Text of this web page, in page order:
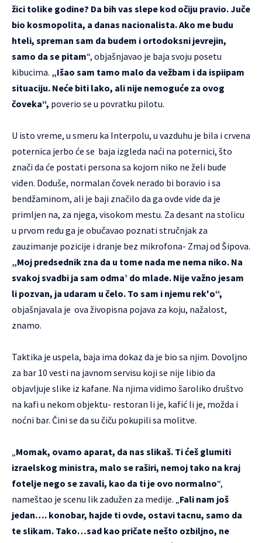
žici tolike godine? Da bih vas slepe kod očiju pravio. Juče
bio kosmopolita, a danas nacionalista. Ako me budu
hteli, spreman sam da budem i ortodoksni jevrejin,
samo da se pitam“, objašnjavao je baja svoju posetu
kibucima. „Išao sam tamo malo da vežbam i da ispiipam
situaciju. Neće biti lako, ali nije nemoguće za ovog
čoveka“, poverio se u povratku pilotu.
U isto vreme, u smeru ka Interpolu, u vazduhu je bila i crvena
poternica jerbo će se baja izgleda naći na poternici, što
znači da će postati persona sa kojom niko ne želi bude
viđen. Doduše, normalan čovek nerado bi boravio i sa
bendžaminom, ali je baji značilo da ga ovde vide da je
primljen na, za njega, visokom mestu. Za desant na stolicu
u prvom redu ga je obučavao poznati stručnjak za
zauzimanje pozicije i dranje bez mikrofona- Zmaj od Šipova.
„Moj predsednik zna da u tome nada me nema niko. Na
svakoj svadbi ja sam odma’ do mlade. Nije važno jesam
li pozvan, ja udaram u čelo. To sam i njemu rek'o“,
objašnjavala je ova živopisna pojava za koju, nažalost,
znamo.
Taktika je uspela, baja ima dokaz da je bio sa njim. Dovoljno
za bar 10 vesti na javnom servisu koji se nije libio da
objavljuje slike iz kafane. Na njima vidimo šaroliko društvo
na kafi u nekom objektu- restoran li je, kafić li je, možda i
noćni bar. Čini se da su čiču pokupili sa molitve.
„Momak, ovamo aparat, da nas slikaš. Ti ćeš glumiti
izraelskog ministra, malo se raširi, nemoj tako na kraj
fotelje nego se zavali, kao da ti je ovo normalno“,
nameštao je scenu lik zadužen za medije. „Fali nam još
jedan…. konobar, hajde ti ovde, ostavi tacnu, samo da
te slikam. Tako…sad kao pričate nešto ozbiljno, ne